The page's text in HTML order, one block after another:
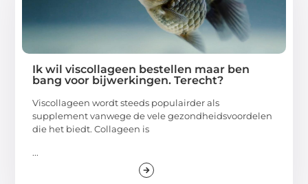
Ik wil viscollageen bestellen maar ben
bang voor bijwerkingen. Terecht?
Viscollageen wordt steeds populairder als
supplement vanwege de vele gezondheidsvoordelen
die het biedt. Collageen is
...